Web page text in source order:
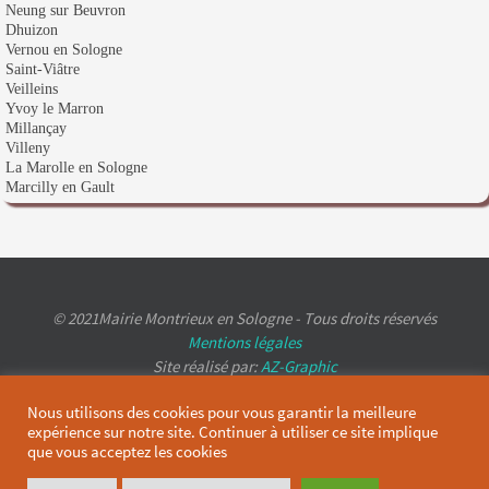
Neung sur Beuvron
Dhuizon
Vernou en Sologne
Saint-Viâtre
Veilleins
Yvoy le Marron
Millançay
Villeny
La Marolle en Sologne
Marcilly en Gault
© 2021Mairie Montrieux en Sologne - Tous droits réservés
Mentions légales
Site réalisé par:AZ-Graphic
Nous utilisons des cookies pour vous garantir la meilleure
expérience sur notre site. Continuer à utiliser ce site implique
que vous acceptez les cookies